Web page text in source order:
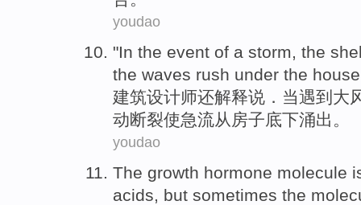
youdao
"In the event of a storm, the
the waves rush under the house
建筑设计师还解释说． 当遇到 大
动断裂使急流从房子底下涌出。
youdao
The growth hormone molecule
acids, but sometimes the